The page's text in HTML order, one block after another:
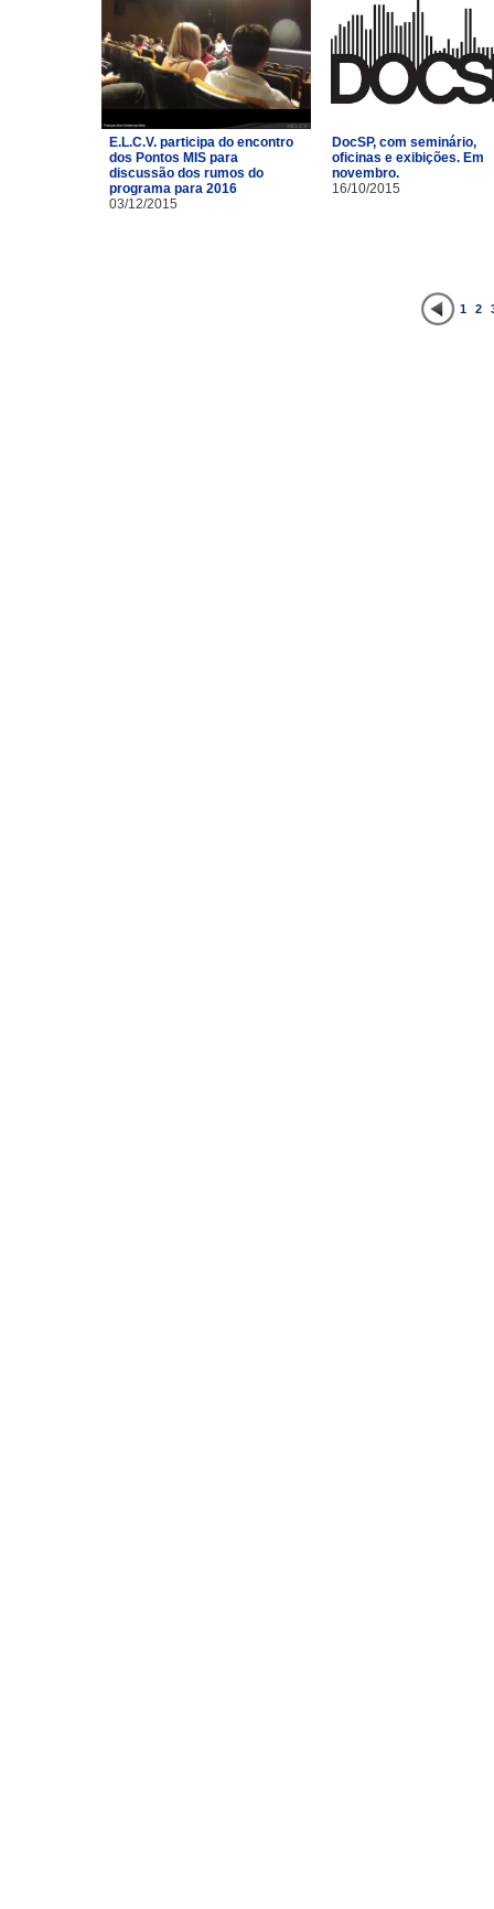
E.L.C.V. participa do encontro
dos Pontos MIS para
discussão dos rumos do
programa para 2016
03/12/2015
DocSP, com seminário,
oficinas e exibições. Em
novembro.
16/10/2015
1 2